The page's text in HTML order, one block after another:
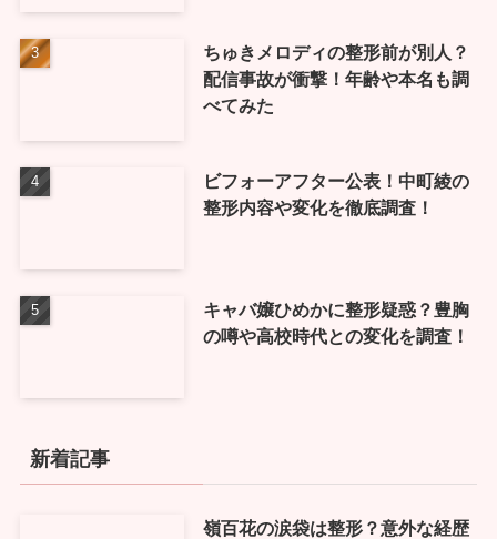
ちゅきメロディの整形前が別人？
配信事故が衝撃！年齢や本名も調
べてみた
ビフォーアフター公表！中町綾の
整形内容や変化を徹底調査！
キャバ嬢ひめかに整形疑惑？豊胸
の噂や高校時代との変化を調査！
新着記事
嶺百花の涙袋は整形？意外な経歴